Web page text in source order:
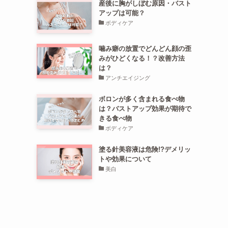
産後に胸がしぼむ原因・バスト
アップは可能？
ボディケア
噛み癖の放置でどんどん顔の歪
みがひどくなる！？改善方法
は？
アンチエイジング
ボロンが多く含まれる食べ物
は？バストアップ効果が期待で
きる食べ物
ボディケア
塗る針美容液は危険!?デメリッ
トや効果について
美白